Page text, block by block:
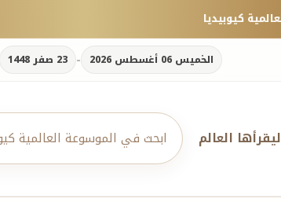
الخميس 06 أغسطس 2026 - 23 صفر 1448
العالم